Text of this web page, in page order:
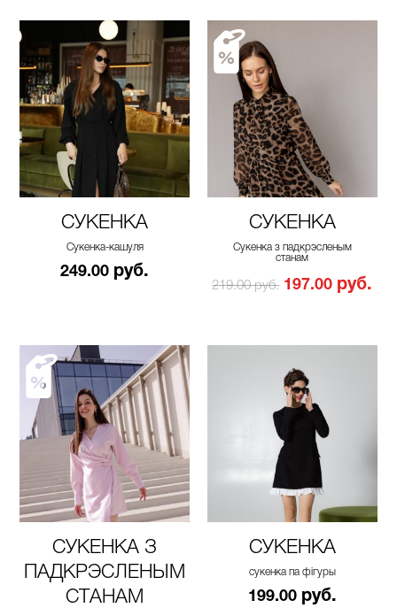
СУКЕНКА
Сукенка-кашуля
249.00 руб.
СУКЕНКА
Сукенка з падкрэсленым
станам
219.00 руб. 197.00 руб.
СУКЕНКА З
ПАДКРЭСЛЕНЫМ
СТАНАМ
СУКЕНКА
сукенка па фігуры
199.00 руб.